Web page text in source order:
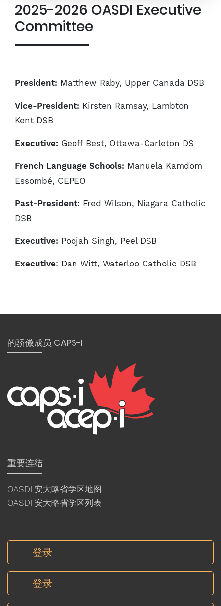
2025-2026 OASDI Executive
Committee
President: Matthew Raby, Upper Canada DSB
Vice-President: Kirsten Ramsay, Lambton
Kent DSB
Executive: Geoff Best, Ottawa-Carleton DS
French Language Schools: Manuela Kamdom
Essombé, CEPEO
Past-President: Fred Wilson, Niagara Catholic
DSB
Executive: Poojah Singh, Peel DSB
Executive: Dan Witt, Waterloo Catholic DSB
的骄傲成员 CAPS-I
重要连结
OASDI 安大略省学区地图
OASDI 安大略省学区列表
登录
登录